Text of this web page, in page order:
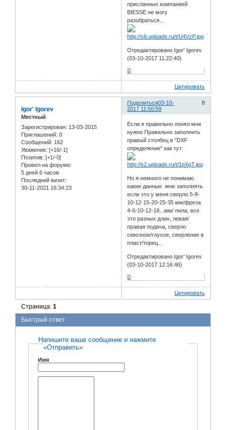
присланных компанией
BIESSE не могу
разобраться...
Отредактировано Igor' Igorev
(03-10-2017 11:22:40)
0
Цитировать
Поделиться 8
03-10-
2017 11:50:59
Igor' Igorev
Местный
Зарегистрирован: 13-03-2015
Приглашений: 0
Сообщений: 162
Уважение: [+16/-1]
Позитив: [+1/-0]
Провел на форуме:
5 дней 6 часов
Последний визит:
30-11-2021 16:34:23
Если я правильно понял мне
нужно Правильно заполнить
правый столбец в "DXF
определение" как тут:
Но я немного не понимаю
какие данные мне заполнять
если это у меня сверло 5-8-
10-12-15-20-25-35 мм/фреза
4-6-10-12-18...мм/ пила, все
это разных длин, левая/
правая подача, сверло
сквозное/глухое, сверление в
пласт/торец...
Отредактировано Igor' Igorev
(03-10-2017 12:16:46)
0
Цитировать
Страница:1
Быстрый ответ
Напишите ваше сообщение и нажмите
«Отправить»
Имя